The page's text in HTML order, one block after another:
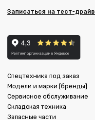
Записаться на тест-драйв
Спецтехника под заказ
Модели и марки [бренды]
Сервисное обслуживание
Складская техника
Запасные части